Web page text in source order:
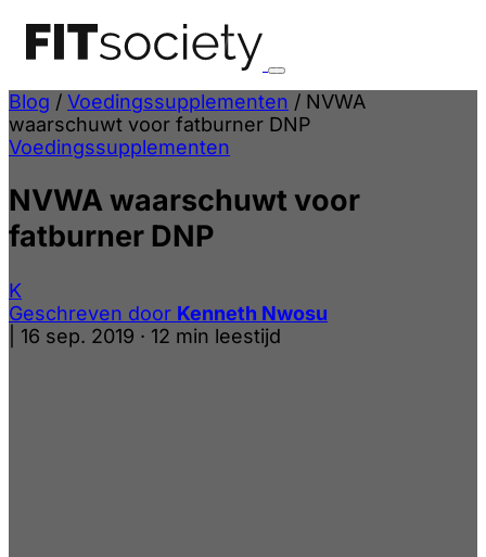
Blog / Voedingssupplementen / NVWA
waarschuwt voor fatburner DNP
Voedingssupplementen
NVWA waarschuwt voor
fatburner DNP
K
Geschreven door Kenneth Nwosu
16 sep. 2019 · 12 min leestijd